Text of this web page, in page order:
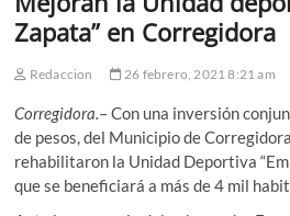
Zapata” en Corregidora
Redaccion 26 febrero, 2021 8:21 am
Corregidora.– Con una inversión
de pesos, del Municipio de
rehabilitaron la Unidad Deportiva
que se beneficiará a más de 4 mil